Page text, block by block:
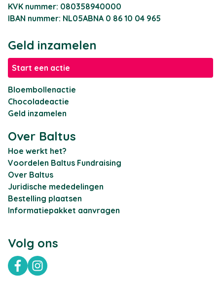
KVK nummer: 080358940000
IBAN nummer: NL05ABNA 0 86 10 04 965
Geld inzamelen
Start een actie
Bloembollenactie
Chocoladeactie
Geld inzamelen
Over Baltus
Hoe werkt het?
Voordelen Baltus Fundraising
Over Baltus
Juridische mededelingen
Bestelling plaatsen
Informatiepakket aanvragen
Volg ons
FacebookInstagram